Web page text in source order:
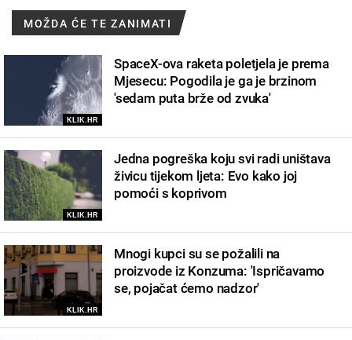
MOŽDA ĆE TE ZANIMATI
KLIK.HR
SpaceX-ova raketa poletjela je prema
Mjesecu: Pogodila je ga je brzinom
'sedam puta brže od zvuka'
KLIK.HR
Jedna pogreška koju svi radi uništava
živicu tijekom ljeta: Evo kako joj
pomoći s koprivom
KLIK.HR
Mnogi kupci su se požalili na
proizvode iz Konzuma: 'Ispričavamo
se, pojačat ćemo nadzor'